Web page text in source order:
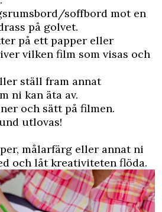
soffbord mot en
på golvet.
på ett papper eller
vilken film som visas och
ställ fram annat
ni kan äta av.
och sätt på filmen.
utlovas!
målarfärg eller annat ni
och låt kreativiteten flöda.